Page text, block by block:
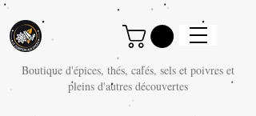
Boutique d'épices, thés, cafés, sels et poivres et
pleins d'autres découvertes